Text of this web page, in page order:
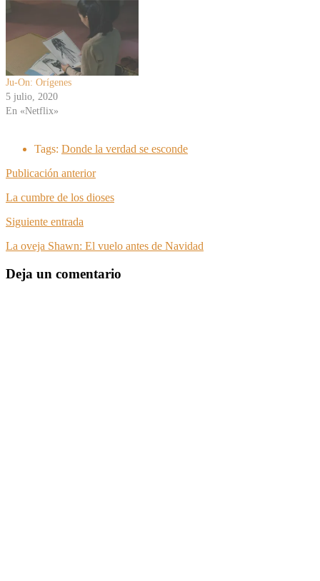
Ju-On: Orígenes
5 julio, 2020
En «Netflix»
Tags: Donde la verdad se esconde
Publicación anterior
La cumbre de los dioses
Siguiente entrada
La oveja Shawn: El vuelo antes de Navidad
Deja un comentario